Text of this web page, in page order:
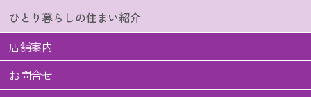
ひとり暮らしの住まい紹介
店舗案内
お問合せ